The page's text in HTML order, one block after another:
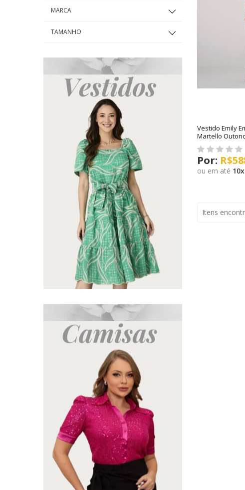
MARCA
TAMANHO
Vestido Emily
Martello
ou em até 10x
Itens